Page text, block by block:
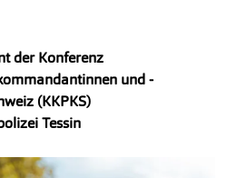
der Konferenz
und -
(KKPKS)
Tessin